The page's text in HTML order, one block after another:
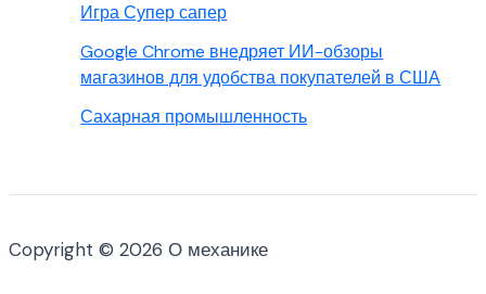
Игра Супер сапер
Google Chrome внедряет ИИ-обзоры
магазинов для удобства покупателей в США
Сахарная промышленность
Copyright © 2026 О механике